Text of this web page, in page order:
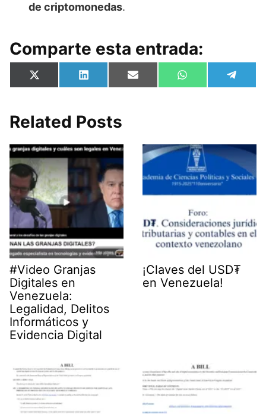
de criptomonedas.
Comparte esta entrada:
Compartir
en
X
(
i
t
e
r
)
Compartir
en
L
i
e
d
n
Compartir
en
E
m
Compartir
en
W
h
p
en
e
m
Related Posts
#Video Granjas
Digitales en
Venezuela:
Legalidad, Delitos
Informáticos y
Evidencia Digital
¡Claves del USD₮
en Venezuela!